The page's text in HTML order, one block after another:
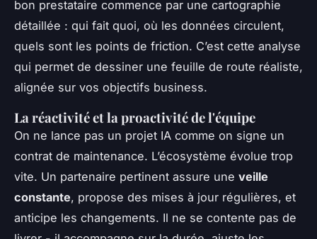
bon prestataire commence par une cartographie
détaillée : qui fait quoi, où les données circulent,
quels sont les points de friction. C’est cette analyse
qui permet de dessiner une feuille de route réaliste,
alignée sur vos objectifs business.
La réactivité et la proactivité de l'équipe
On ne lance pas un projet IA comme on signe un
contrat de maintenance. L’écosystème évolue trop
vite. Un partenaire pertinent assure une veille
constante, propose des mises à jour régulières, et
anticipe les changements. Il ne se contente pas de